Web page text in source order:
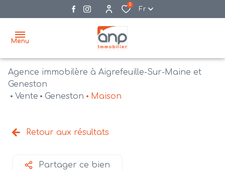
0
Fr
Menu
accueil
vente
agences
Agence immobilère à Aigrefeuille-Sur-Maine et
Geneston
Vente
Geneston Maison
Retour aux résultats
Partager ce bien